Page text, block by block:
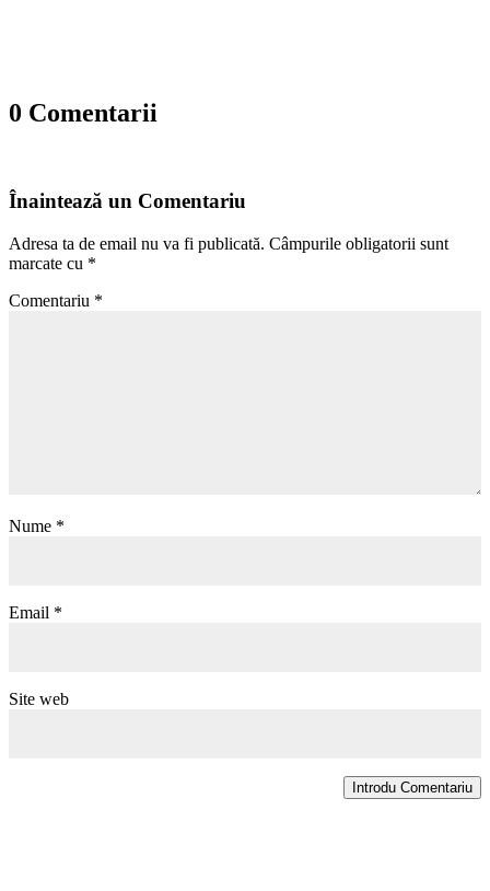
0 Comentarii
Înaintează un Comentariu
Adresa ta de email nu va fi publicată. Câmpurile obligatorii sunt
marcate cu *
Comentariu *
Nume *
Email *
Site web
Introdu Comentariu